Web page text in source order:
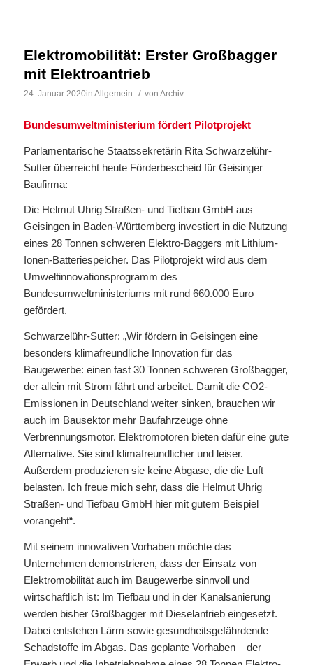
Elektromobilität: Erster Großbagger
mit Elektroantrieb
24. Januar 2020in Allgemein / von Archiv
Bundesumweltministerium fördert Pilotprojekt
Parlamentarische Staatssekretärin Rita Schwarzelühr-
Sutter überreicht heute Förderbescheid für Geisinger
Baufirma:
Die Helmut Uhrig Straßen- und Tiefbau GmbH aus
Geisingen in Baden-Württemberg investiert in die Nutzung
eines 28 Tonnen schweren Elektro-Baggers mit Lithium-
Ionen-Batteriespeicher. Das Pilotprojekt wird aus dem
Umweltinnovationsprogramm des
Bundesumweltministeriums mit rund 660.000 Euro
gefördert.
Schwarzelühr-Sutter: „Wir fördern in Geisingen eine
besonders klimafreundliche Innovation für das
Baugewerbe: einen fast 30 Tonnen schweren Großbagger,
der allein mit Strom fährt und arbeitet. Damit die CO2-
Emissionen in Deutschland weiter sinken, brauchen wir
auch im Bausektor mehr Baufahrzeuge ohne
Verbrennungsmotor. Elektromotoren bieten dafür eine gute
Alternative. Sie sind klimafreundlicher und leiser.
Außerdem produzieren sie keine Abgase, die die Luft
belasten. Ich freue mich sehr, dass die Helmut Uhrig
Straßen- und Tiefbau GmbH hier mit gutem Beispiel
vorangeht“.
Mit seinem innovativen Vorhaben möchte das
Unternehmen demonstrieren, dass der Einsatz von
Elektromobilität auch im Baugewerbe sinnvoll und
wirtschaftlich ist: Im Tiefbau und in der Kanalsanierung
werden bisher Großbagger mit Dieselantrieb eingesetzt.
Dabei entstehen Lärm sowie gesundheitsgefährdende
Schadstoffe im Abgas. Das geplante Vorhaben – der